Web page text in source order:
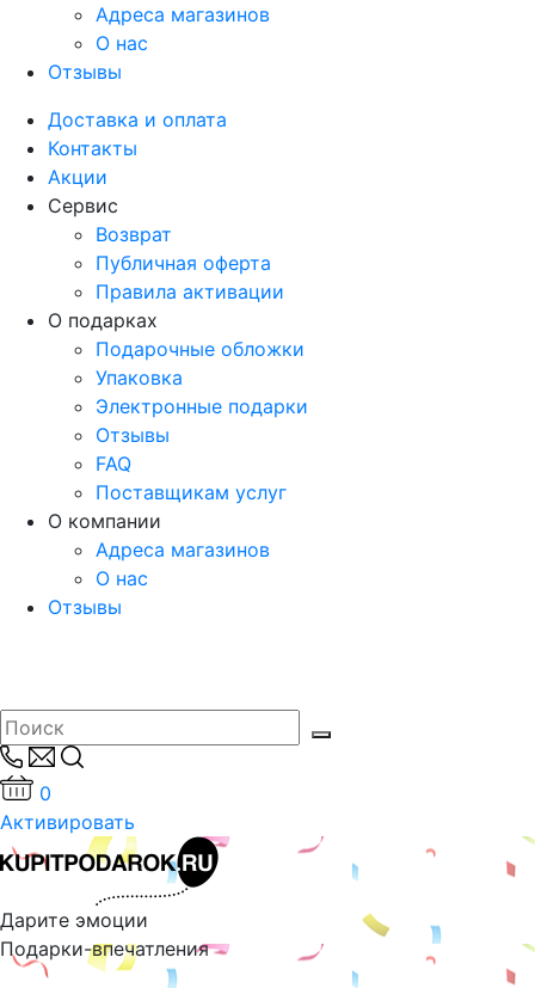
Адреса магазинов
О нас
Отзывы
Доставка и оплата
Контакты
Акции
Сервис
Возврат
Публичная оферта
Правила активации
О подарках
Подарочные обложки
Упаковка
Электронные подарки
Отзывы
FAQ
Поставщикам услуг
О компании
Адреса магазинов
О нас
Отзывы
0
Активировать
Дарите эмоции
Подарки-впечатления